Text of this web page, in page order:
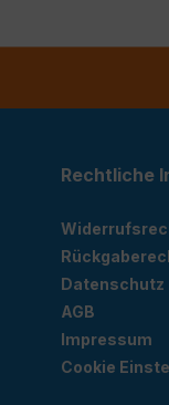
Rechtliche
Datenschutz
AGB
Impressum
Cookie